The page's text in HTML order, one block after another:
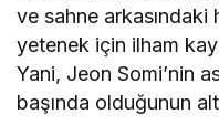
ve sahne
yetenek için ilham
Yani, Jeon Somi’nin
başında olduğunun